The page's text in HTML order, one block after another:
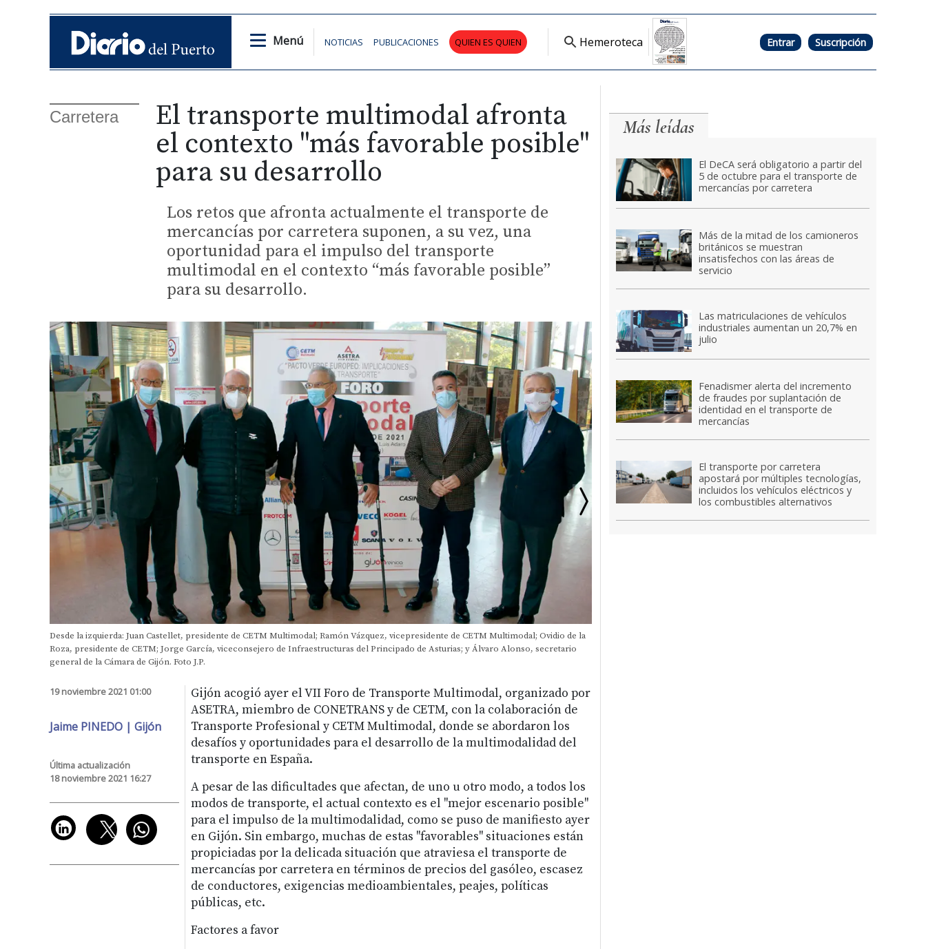
Menú NOTICIAS PUBLICACIONES QUIEN ES QUIEN Hemeroteca Entrar Suscripción
Carretera
El transporte multimodal afronta
el contexto "más favorable posible"
para su desarrollo
Los retos que afronta actualmente el transporte de
mercancías por carretera suponen, a su vez, una
oportunidad para el impulso del transporte
multimodal en el contexto “más favorable posible”
para su desarrollo.
Desde la izquierda: Juan Castellet, presidente de CETM Multimodal; Ramón Vázquez, vicepresidente de CETM Multimodal; Ovidio de la
Roza, presidente de CETM; Jorge García, viceconsejero de Infraestructuras del Principado de Asturias; y Álvaro Alonso, secretario
general de la Cámara de Gijón. Foto J.P.
19 noviembre 2021 01:00
Jaime PINEDO | Gijón
Última actualización
18 noviembre 2021 16:27
Gijón acogió ayer el VII Foro de Transporte Multimodal, organizado por
ASETRA, miembro de CONETRANS y de CETM, con la colaboración de
Transporte Profesional y CETM Multimodal, donde se abordaron los
desafíos y oportunidades para el desarrollo de la multimodalidad del
transporte en España.
A pesar de las dificultades que afectan, de uno u otro modo, a todos los
modos de transporte, el actual contexto es el "mejor escenario posible"
para el impulso de la multimodalidad, como se puso de manifiesto ayer
en Gijón. Sin embargo, muchas de estas "favorables" situaciones están
propiciadas por la delicada situación que atraviesa el transporte de
mercancías por carretera en términos de precios del gasóleo, escasez
de conductores, exigencias medioambientales, peajes, políticas
públicas, etc.
Factores a favor
Más leídas
El DeCA será obligatorio a partir del
5 de octubre para el transporte de
mercancías por carretera
Más de la mitad de los camioneros
británicos se muestran
insatisfechos con las áreas de
servicio
Las matriculaciones de vehículos
industriales aumentan un 20,7% en
julio
Fenadismer alerta del incremento
de fraudes por suplantación de
identidad en el transporte de
mercancías
El transporte por carretera
apostará por múltiples tecnologías,
incluidos los vehículos eléctricos y
los combustibles alternativos